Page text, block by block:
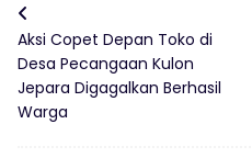
Aksi Copet Depan Toko di
Desa Pecangaan Kulon
Jepara Digagalkan Berhasil
Warga